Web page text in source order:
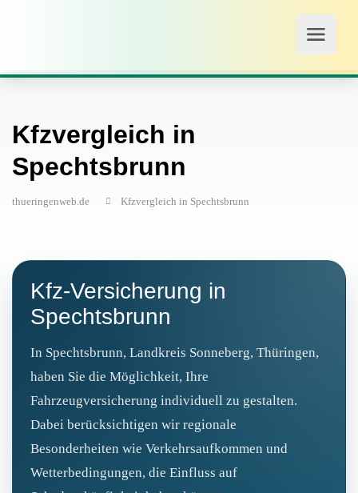
Kfzvergleich in
Spechtsbrunn
thueringenweb.de Kfzvergleich in Spechtsbrunn
Kfz‑Versicherung in
Spechtsbrunn
In Spechtsbrunn, Landkreis Sonneberg, Thüringen,
haben Sie die Möglichkeit, Ihre
Fahrzeugversicherung individuell zu gestalten.
Dabei berücksichtigen wir regionale
Besonderheiten wie Verkehrsaufkommen und
Wetterbedingungen, die Einfluss auf